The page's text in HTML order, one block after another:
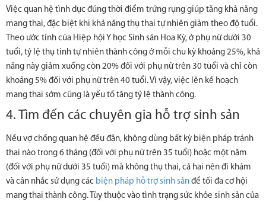
Việc quan hệ tình dục đúng thời điểm trứng rụng giúp tăng khả năng
mang thai, đặc biệt khi khả năng thụ thai tự nhiên giảm theo độ tuổi.
Theo ước tính của Hiệp hội Y học Sinh sản Hoa Kỳ, ở phụ nữ dưới 30
tuổi, tỷ lệ thụ tinh tự nhiên thành công ở mỗi chu kỳ khoảng 25%, khả
năng này giảm xuống còn 20% đối với phụ nữ trên 30 tuổi và chỉ còn
khoảng 5% đối với phụ nữ trên 40 tuổi. Vì vậy, việc lên kế hoạch
mang thai sớm cũng là yếu tố tăng tỷ lệ thành công.
4. Tìm đến các chuyên gia hỗ trợ sinh sản
Nếu vợ chồng quan hệ đều đặn, không dùng bất kỳ biện pháp tránh
thai nào trong 6 tháng (đối với phụ nữ trên 35 tuổi) hoặc một năm
(đối với phụ nữ dưới 35 tuổi) mà không thụ thai, cả hai nên đi khám
và cân nhắc sử dụng các biện pháp hỗ trợ sinh sản để tối đa cơ hội
mang thai thành công. Tùy thuộc vào tình trạng sức khỏe sinh sản của